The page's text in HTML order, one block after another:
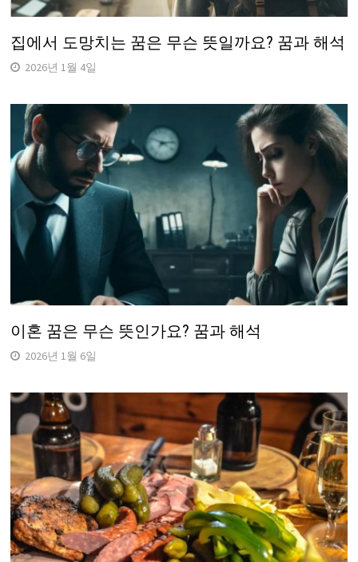
집에서 도망치는 꿈은 무슨 뜻일까요? 꿈과 해석
2026년 1월 4일
이혼 꿈은 무슨 뜻인가요? 꿈과 해석
2026년 1월 6일